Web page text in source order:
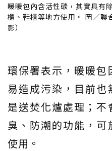
暖暖包內含活性碳，其實具有
櫃、鞋櫃等地方使用。 圖／聯
影）
環保署表示，暖暖包
易造成污染，目前
是送焚化爐處理；
臭、防潮的功能，
使用。